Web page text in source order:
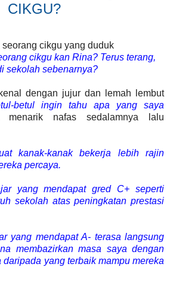
CIKGU?
cikgu yang duduk
cikgu kan Rina? Terus terang,
sekolah sebenarnya?
dengan jujur dan lemah lembut
betul ingin tahu apa yang saya
menarik nafas sedalamnya lalu
kanak-kanak bekerja lebih rajin
percaya.
yang mendapat gred C+ seperti
sekolah atas peningkatan prestasi
yang mendapat A- terasa langsung
membazirkan masa saya dengan
yang terbaik mampu mereka